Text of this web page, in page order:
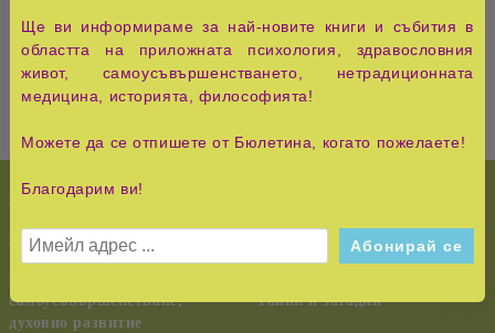
Текстът е подсилен от цитатите и поетичните откъси, с
които Конрой илюстрира своите идеи.
НОВО!
КУРС НА ЧУДЕСАТА
Езотерика,
самоусъвършенстване,
духовно развитие
Педагогика, семейство,
възпитание
Тайни и загадки
Ще ви информираме за най-новите книги и събития в
областта на приложната психология, здравословния
живот, самоусъвършенстването, нетрадиционната
медицина, историята, философията!
Можете да се отпишете от Бюлетина, когато пожелаете!
Благодарим ви!